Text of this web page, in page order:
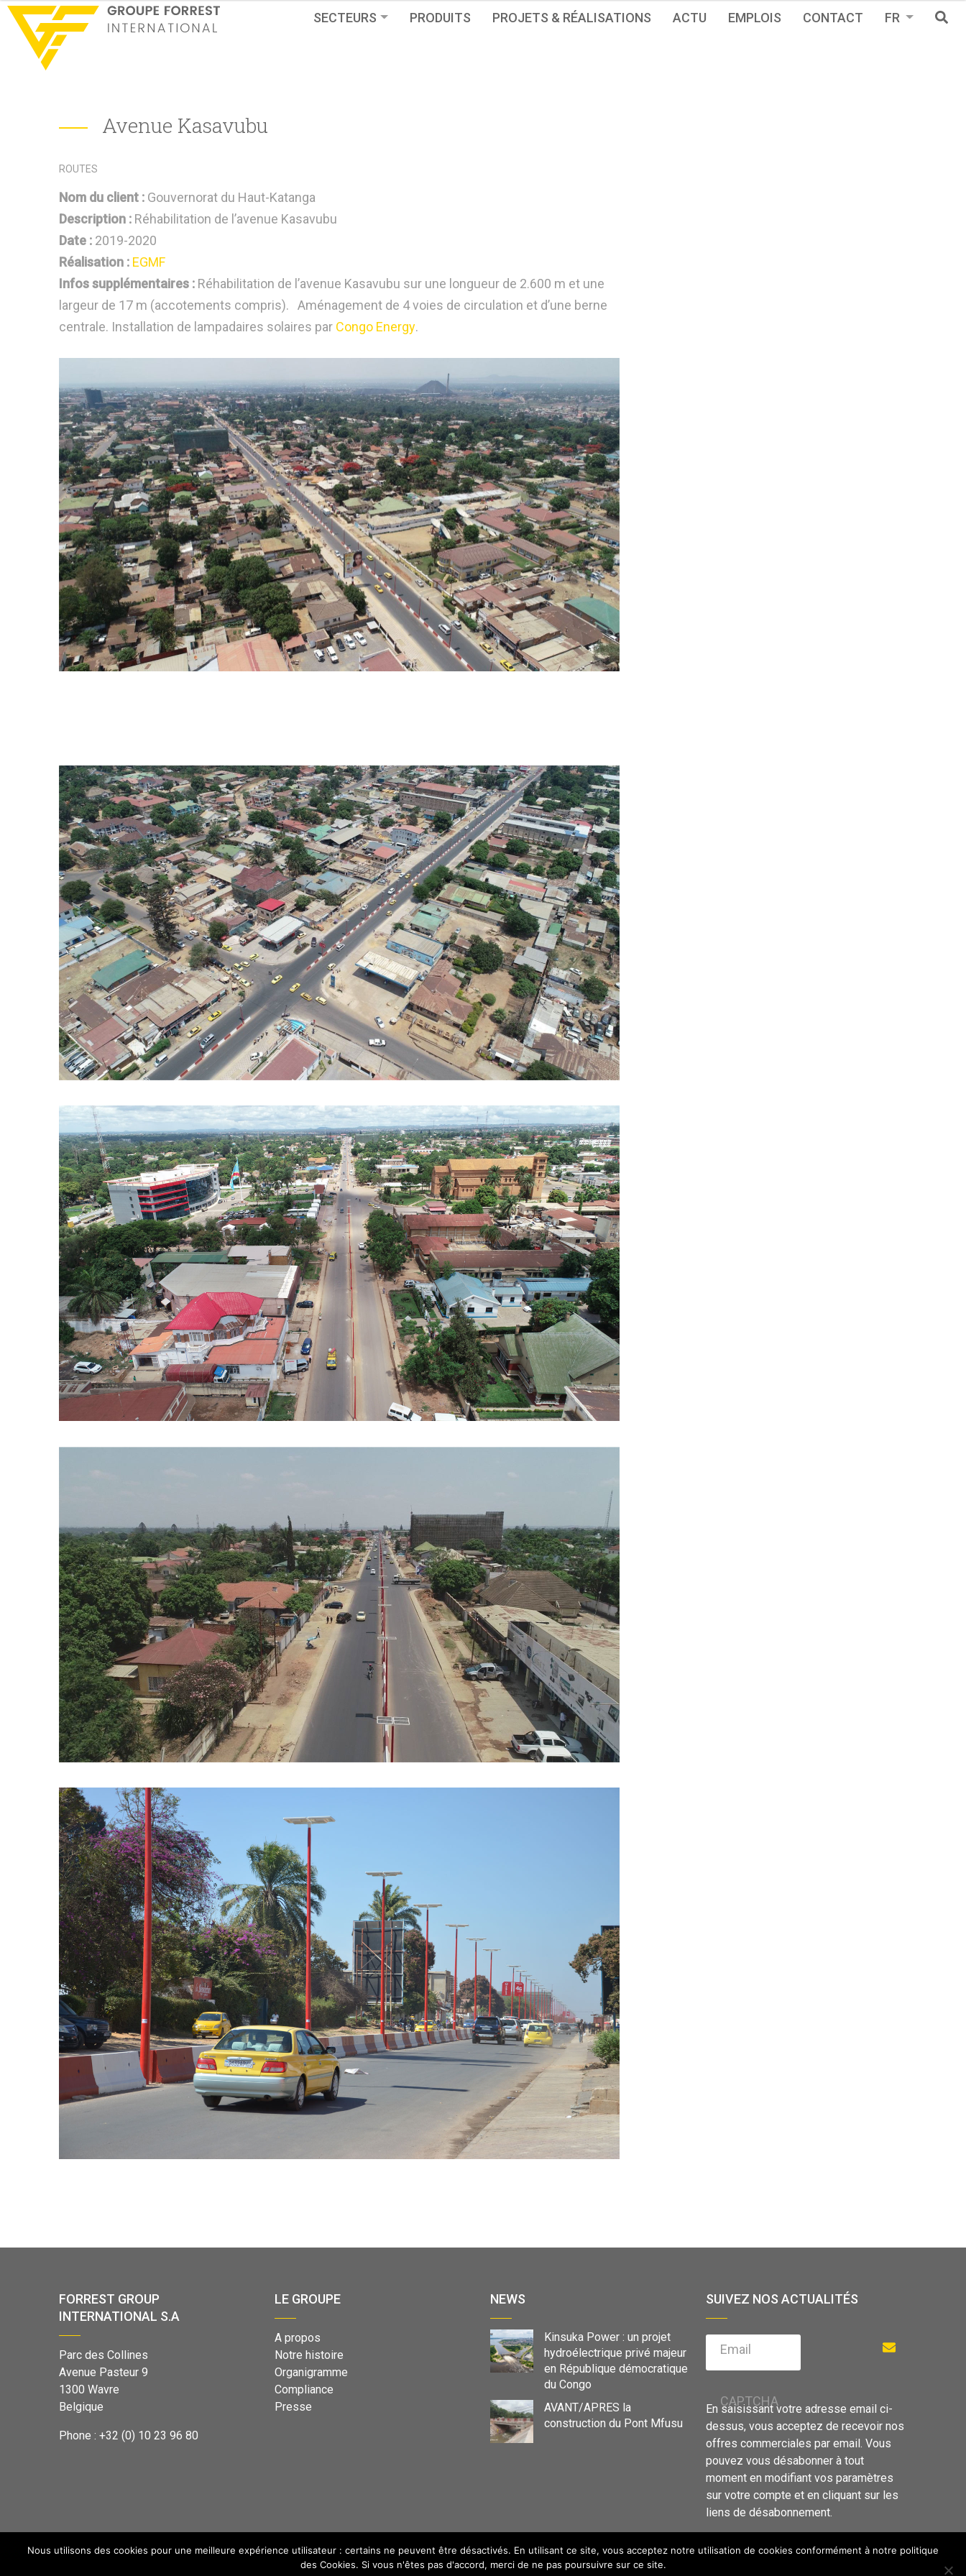
SECTEURS PRODUITS PROJETS & RÉALISATIONS ACTU EMPLOIS CONTACT FR
Avenue Kasavubu
ROUTES
Nom du client : Gouvernorat du Haut-Katanga
Description : Réhabilitation de l’avenue Kasavubu
Date : 2019-2020
Réalisation : EGMF
Infos supplémentaires : Réhabilitation de l’avenue Kasavubu sur une l ongueur de 2.600 m et une
largeur de 17 m (accotements compris). Aménagement de 4 voies de circulation et d’une berne
centrale. Installation de lampadaires solaires par Congo Energy.
FORREST GROUP
INTERNATIONAL S.A
Parc des Collines
Avenue Pasteur 9
1300 Wavre
Belgique
Phone : +32 (0) 10 23 96 80
LE GROUPE
A propos
Notre histoire
Organigramme
Compliance
Presse
NEWS
Kinsuka Power : un projet
hydroélectrique privé majeur
en République démocratique
du Congo
AVANT/APRES la
construction du Pont Mfusu
SUIVEZ NOS ACTUALITÉS
Email
CAPTCHA
En saisissant votre adresse email ci-
dessus, vous acceptez de recevoir nos
offres commerciales par email. Vous
pouvez vous désabonner à tout
moment en modifiant vos paramètres
sur votre compte et en cliquant sur les
liens de désabonnement.
Nous utilisons des cookies pour une meilleure expérience utilisateur : certains ne peuvent être désactivés. En utilisant ce site, vous acceptez notre utilisation de cookies conformément à notre politique
des Cookies. Si vous n'êtes pas d'accord, merci de ne pas poursuivre sur ce site.